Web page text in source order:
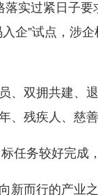
实过紧日子
企”试点，涉
双拥共建、退
、残疾人、慈
务较好完成，
而行的产业之